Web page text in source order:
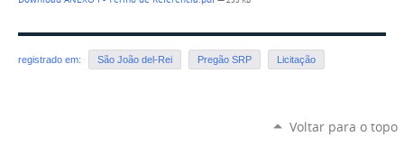
registrado em: São João del-Rei Pregão SRP Licitação
Voltar para o topo